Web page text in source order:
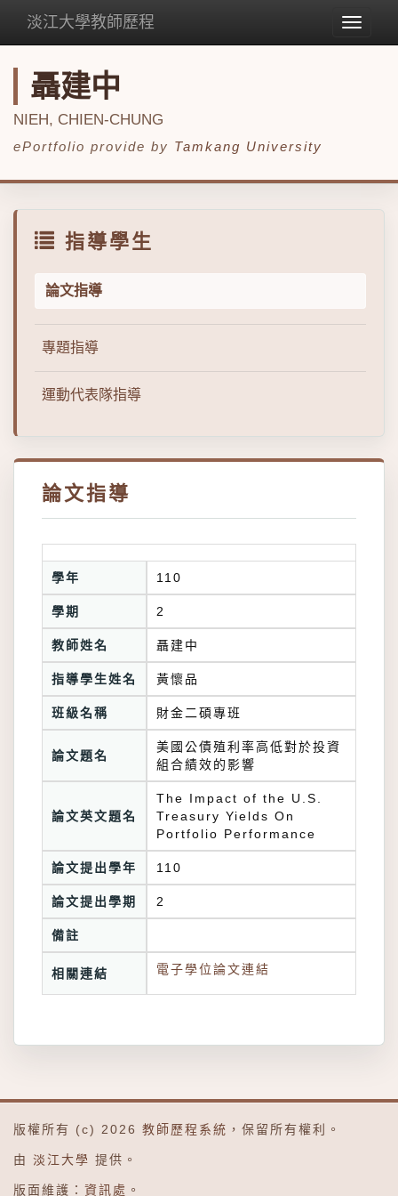
Toggle
淡江大學教師歷程
聶建中
NIEH, CHIEN-CHUNG
ePortfolio provide by Tamkang University
指導學生
論文指導
專題指導
運動代表隊指導
論文指導
學年 110
學期 2
教師姓名 聶建中
指導學生姓名 黃懷品
班級名稱 財金二碩專班
論文題名
美國公債殖利率高低對於投資
組合績效的影響
論文英文題名
The Impact of the U.S.
Treasury Yields On
Portfolio Performance
論文提出學年 110
論文提出學期 2
備註
相關連結 電子學位論文連結
版權所有 (c) 2026 教師歷程系統 ，保留所有權利。
由 淡江大學 提供。
版面維護： 資訊處 。